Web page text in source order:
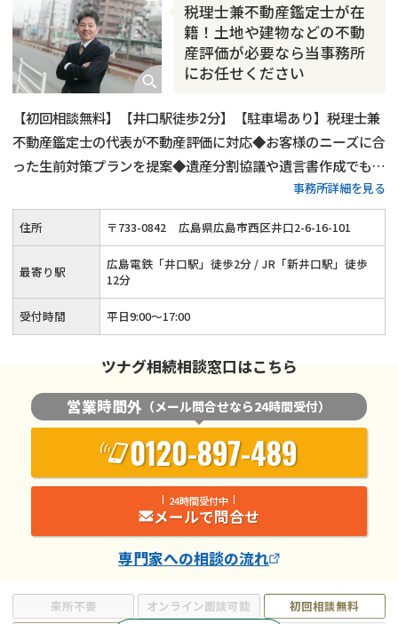
税理士兼不動産鑑定士が在
籍！土地や建物などの不動
産評価が必要なら当事務所
にお任せください
【初回相談無料】【井口駅徒歩2分】【駐車場あり】税理士兼
不動産鑑定士の代表が不動産評価に対応◆お客様のニーズに合
った生前対策プランを提案◆遺産分割協議や遺言書作成でも税
金面のアドバイスが可能◆コミュニケーションを重視した代表
税理士が、納得のいく相続を実現できるようしっかりサポート
します。
事務所詳細を見る
来所不要 オンライン面談可能
初回相談無料
住所 〒733-0842 広島県広島市西区井口2-6-16-101
最寄り駅
広島電鉄「井口駅」徒歩2分 / JR「新井口駅」徒歩
12分
受付時間 平日9:00～17:00
ツナグ相続相談窓口はこちら
営業時間外 （メール問合せなら24時間受付）
0120-897-489
24時間受付中
メールで問合せ
専門家への相談の流れ